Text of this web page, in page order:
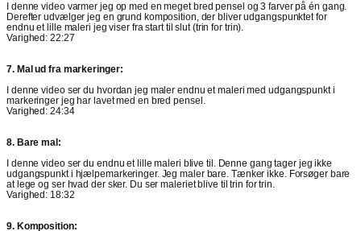
I denne video varmer jeg op med en meget bred pensel og 3 farver på én gang.
Derefter udvælger jeg en grund komposition, der bliver udgangspunktet for
endnu et lille maleri jeg viser fra start til slut (trin for trin).
Varighed: 22:27
7. Mal ud fra markeringer:
I denne video ser du hvordan jeg maler endnu et maleri med udgangspunkt i
markeringer jeg har lavet med en bred pensel.
Varighed: 24:34
8. Bare mal:
I denne video ser du endnu et lille maleri blive til. Denne gang tager jeg ikke
udgangspunkt i hjælpemarkeringer. Jeg maler bare. Tænker ikke. Forsøger bare
at lege og ser hvad der sker. Du ser maleriet blive til trin for trin.
Varighed: 18:32
9. Komposition: